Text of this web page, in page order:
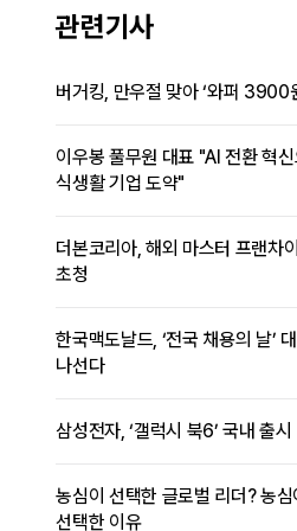
관련기사
버거킹, 만우절 맞아 ‘와퍼 3900
이우봉 풀무원 대표 "AI 전환 혁
식생활 기업 도약"
더본코리아, 해외 마스터 프랜차
초청
한국맥도날드, ‘전국 채용의 날’
나선다
삼성전자, ‘갤럭시 북6’ 국내 출시
농심이 선택한 글로벌 리더? 농
선택한 이유